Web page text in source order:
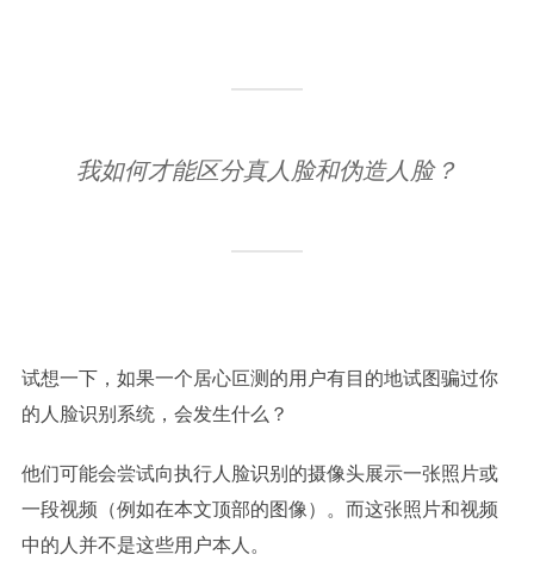
我如何才能区分真人脸和伪造人脸？
试想一下，如果一个居心叵测的用户有目的地试图骗过你
的人脸识别系统，会发生什么？
他们可能会尝试向执行人脸识别的摄像头展示一张照片或
一段视频（例如在本文顶部的图像）。而这张照片和视频
中的人并不是这些用户本人。